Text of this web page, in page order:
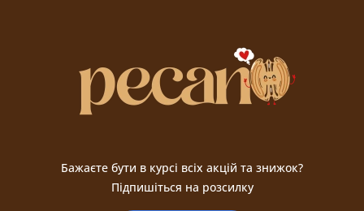
Бажаєте бути в курсі всіх акцій та знижок?
Підпишіться на розсилку